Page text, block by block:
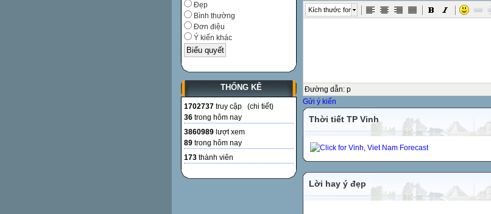
Đẹp
Bình thường
Đơn điệu
Ý kiến khác
THỐNG KÊ
1702737 truy cập (chi tiết)
36 trong hôm nay
3860989 lượt xem
89 trong hôm nay
173 thành viên
Kích thước font
Đường dẫn: p
Gửi ý kiến
Thời tiết TP Vinh
Lời hay ý đẹp